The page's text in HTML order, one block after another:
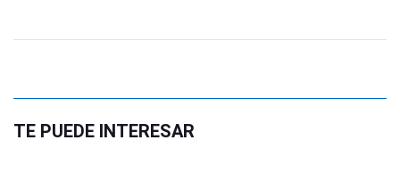
TE PUEDE INTERESAR